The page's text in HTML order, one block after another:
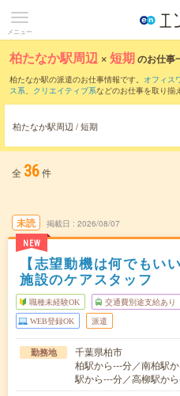
メニュー
柏たなか駅周辺 ×短期のお仕事
柏たなか駅の派遣のお仕事情報です。 オフィス
ス系、 クリエイティブ系などのお仕事を取り揃
柏たなか駅周辺 / 短期
全 36件
未読
NEW
掲載日 2026/08/07
【志望動機は何でもい
施設のケアスタッフ
職種未経験OK 交通費別途支給あり
WEB登録OK 派遣
勤務地
千葉県柏市
柏駅から---分／南柏駅
駅から---分／高柳駅か